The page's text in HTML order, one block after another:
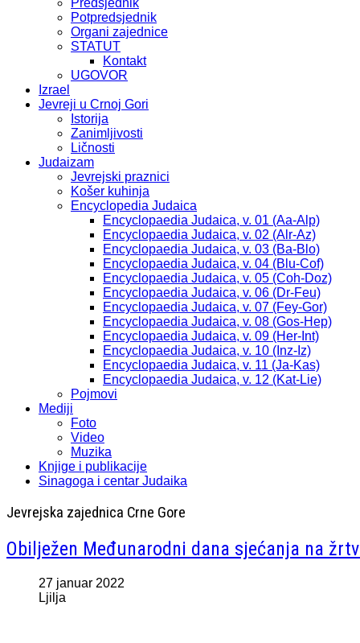
Predsjednik
Potpredsjednik
Organi zajednice
STATUT
Kontakt
UGOVOR
Izrael
Jevreji u Crnoj Gori
Istorija
Zanimljivosti
Ličnosti
Judaizam
Jevrejski praznici
Košer kuhinja
Encyclopedia Judaica
Encyclopaedia Judaica, v. 01 (Aa-Alp)
Encyclopaedia Judaica, v. 02 (Alr-Az)
Encyclopaedia Judaica, v. 03 (Ba-Blo)
Encyclopaedia Judaica, v. 04 (Blu-Cof)
Encyclopaedia Judaica, v. 05 (Coh-Doz)
Encyclopaedia Judaica, v. 06 (Dr-Feu)
Encyclopaedia Judaica, v. 07 (Fey-Gor)
Encyclopaedia Judaica, v. 08 (Gos-Hep)
Encyclopaedia Judaica, v. 09 (Her-Int)
Encyclopaedia Judaica, v. 10 (Inz-Iz)
Encyclopaedia Judaica, v. 11 (Ja-Kas)
Encyclopaedia Judaica, v. 12 (Kat-Lie)
Pojmovi
Mediji
Foto
Video
Muzika
Knjige i publikacije
Sinagoga i centar Judaika
Jevrejska zajednica Crne Gore
Obilježen Međunarodni dana sjećanja na
27 januar 2022
Ljilja